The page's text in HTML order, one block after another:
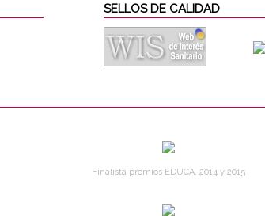
SELLOS DE CALIDAD
Finalista premios EDUCA. 2014 y 2015